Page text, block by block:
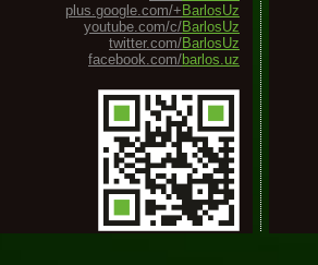
plus.google.com/+ BarlosUz
youtube.com/c/BarlosUz
twitter.com/BarlosUz
facebook.com/barlos.uz